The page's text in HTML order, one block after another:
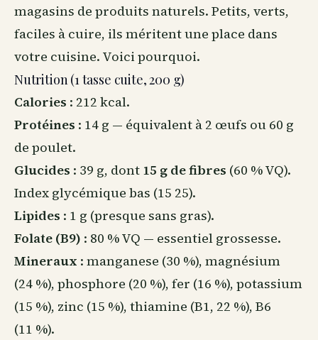
magasins de produits naturels. Petits, verts,
faciles à cuire, ils méritent une place dans
votre cuisine. Voici pourquoi.
Nutrition (1 tasse cuite, 200 g)
Calories : 212 kcal.
Protéines : 14 g — équivalent à 2 œufs ou 60 g
de poulet.
Glucides : 39 g, dont 15 g de fibres (60 % VQ).
Index glycémique bas (15 25).
Lipides : 1 g (presque sans gras).
Folate (B9) : 80 % VQ — essentiel grossesse.
Mineraux : manganese (30 %), magnésium
(24 %), phosphore (20 %), fer (16 %), potassium
(15 %), zinc (15 %), thiamine (B1, 22 %), B6
(11 %).